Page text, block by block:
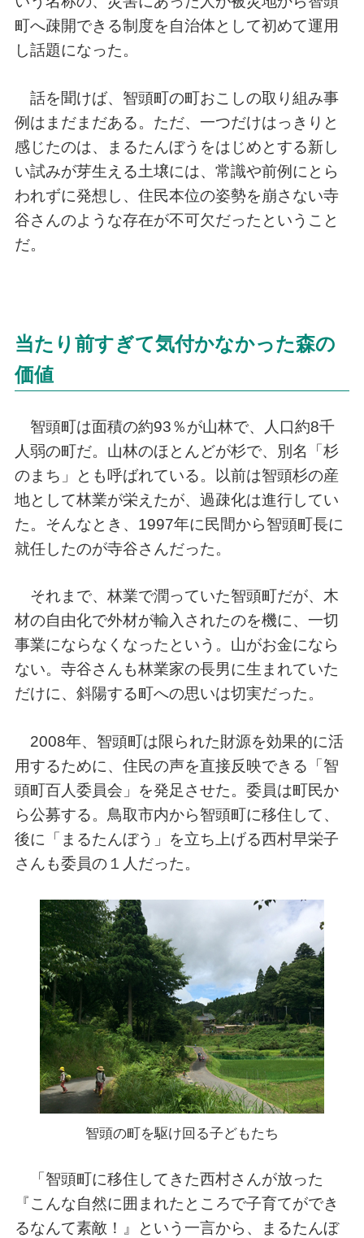
町へ疎開できる制度を自治体として初めて運用
し話題になった。
話を聞けば、智頭町の町おこしの取り組み事
例はまだまだある。ただ、一つだけはっきりと
感じたのは、まるたんぼうをはじめとする新し
い試みが芽生える土壌には、常識や前例にとら
われずに発想し、住民本位の姿勢を崩さない寺
谷さんのような存在が不可欠だったということ
だ。
当たり前すぎて気付かなかった森の
価値
智頭町は面積の約93％が山林で、人口約8千
人弱の町だ。山林のほとんどが杉で、別名「杉
のまち」とも呼ばれている。以前は智頭杉の産
地として林業が栄えたが、過疎化は進行してい
た。そんなとき、1997年に民間から智頭町長に
就任したのが寺谷さんだった。
それまで、林業で潤っていた智頭町だが、木
材の自由化で外材が輸入されたのを機に、一切
事業にならなくなったという。山がお金になら
ない。寺谷さんも林業家の長男に生まれていた
だけに、斜陽する町への思いは切実だった。
2008年、智頭町は限られた財源を効果的に活
用するために、住民の声を直接反映できる「智
頭町百人委員会」を発足させた。委員は町民か
ら公募する。鳥取市内から智頭町に移住して、
後に「まるたんぼう」を立ち上げる西村早栄子
さんも委員の１人だった。
智頭の町を駆け回る子どもたち
「智頭町に移住してきた西村さんが放った
『こんな自然に囲まれたところで子育てができ
るなんて素敵！』という一言から、まるたんぼ